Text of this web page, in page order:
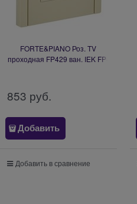
FORTE&PIANO Роз. TV
проходная FP429 ван. IEK FP-
853 руб.
Добавить
Добавить в сравнение